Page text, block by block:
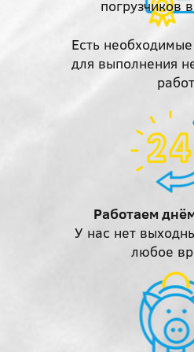
Есть необходимые
для выполнения
работ
Работаем
У нас нет
любое
погрузчиков